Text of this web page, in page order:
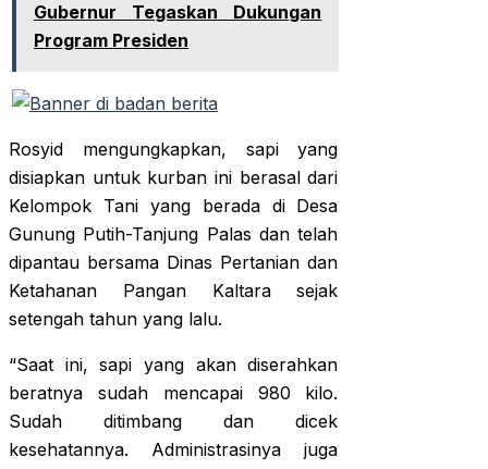
Gubernur Tegaskan Dukungan
Program Presiden
Rosyid mengungkapkan, sapi yang
disiapkan untuk kurban ini berasal dari
Kelompok Tani yang berada di Desa
Gunung Putih-Tanjung Palas dan telah
dipantau bersama Dinas Pertanian dan
Ketahanan Pangan Kaltara sejak
setengah tahun yang lalu.
“Saat ini, sapi yang akan diserahkan
beratnya sudah mencapai 980 kilo.
Sudah ditimbang dan dicek
kesehatannya. Administrasinya juga